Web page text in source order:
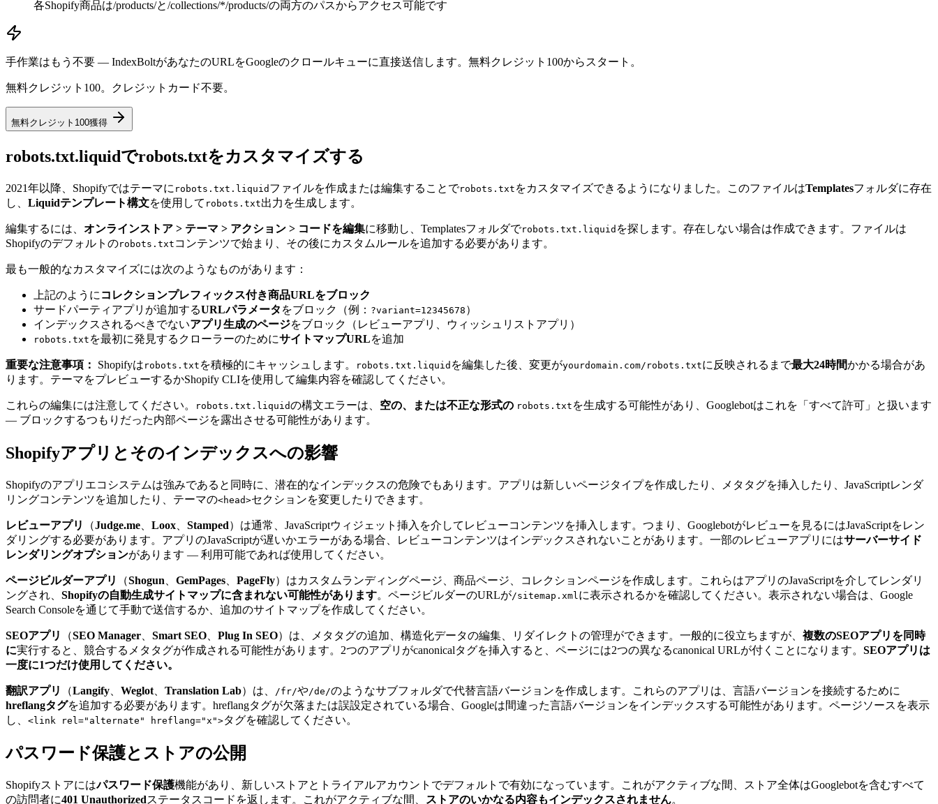
各Shopify商品は/products/と/collections/*/products/の両方のパスからアクセス可能です
手作業はもう不要 — IndexBoltがあなたのURLをGoogleのクロールキューに直接送信します。無料クレジット100からスタート。
無料クレジット100。クレジットカード不要。
無料クレジット100獲得
robots.txt.liquidでrobots.txtをカスタマイズする
2021年以降、Shopifyではテーマに robots.txt.liquid ファイルを作成または編集することでrobots.txt をカスタマイズできるようになりました。このファイルはTemplatesフォルダに存在
し、 Liquidテンプレート構文を使用して robots.txt出力を生成します。
編集するには、 オンラインストア > テーマ > アクション > コードを編集に移動し、Templatesフォルダでrobots.txt.liquid を探します。存在しない場合は作成できます。ファイルは
Shopifyのデフォルトのrobots.txt コンテンツで始まり、その後にカスタムルールを追加する必要があります。
最も一般的なカスタマイズには次のようなものがあります：
上記のように コレクションプレフィックス付き商品URLをブロック
サードパーティアプリが追加するURLパラメータ をブロック（例： ?variant=12345678 ）
インデックスされるべきでないアプリ生成のページをブロック（レビューアプリ、ウィッシュリストアプリ）
robots.txt を最初に発見するクローラーのためにサイトマップURLを追加
重要な注意事項： Shopifyは robots.txt を積極的にキャッシュします。 robots.txt.liquid を編集した後、変更がyourdomain.com/robots.txtに反映されるまで最大24時間かかる場合があ
ります。テーマをプレビューするかShopify CLIを使用して編集内容を確認してください。
これらの編集には注意してください。 robots.txt.liquidの構文エラーは、 空の、または不正な形式の robots.txt を生成する可能性があり、Googlebotはこれを「すべて許可」と扱います
— ブロックするつもりだった内部ページを露出させる可能性があります。
Shopifyアプリとそのインデックスへの影響
Shopifyのアプリエコシステムは強みであると同時に、潜在的なインデックスの危険でもあります。アプリは新しいページタイプを作成したり、メタタグを挿入したり、JavaScriptレンダ
リングコンテンツを追加したり、テーマの<head>セクションを変更したりできます。
レビューアプリ （Judge.me Loox Stamped）は通常、JavaScriptウィジェット挿入を介してレビューコンテンツを挿入します。つまり、Googlebotがレビューを見るにはJavaScriptをレン
ダリングする必要があります。アプリのJavaScriptが遅いかエラーがある場合、レビューコンテンツはインデックスされないことがあります。一部のレビューアプリにはサーバーサイド
レンダリングオプションがあります — 利用可能であれば使用してください。
ページビルダーアプリ （Shogun GemPages PageFly）はカスタムランディングページ、商品ページ、コレクションページを作成します。これらはアプリのJavaScriptを介してレンダリ
ングされ、 Shopifyの自動生成サイトマップに含まれない可能性があります。ページビルダーのURLが/sitemap.xmlに表示されるかを確認してください。表示されない場合は、Google
Search Consoleを通じて手動で送信するか、追加のサイトマップを作成してください。
SEOアプリ （SEO Manager Smart SEO Plug In SEO）は、メタタグの追加、構造化データの編集、リダイレクトの管理ができます。一般的に役立ちますが、 複数のSEOアプリを同時
に実行すると、競合するメタタグが作成される可能性があります。2つのアプリがcanonicalタグを挿入すると、ページには2つの異なるcanonical URLが付くことになります。 SEOアプリは
一度に1つだけ使用してください。
翻訳アプリ （Langify Weglot Translation Lab）は、 /fr/や/de/のようなサブフォルダで代替言語バージョンを作成します。これらのアプリは、言語バージョンを接続するために
hreflangタグを追加する必要があります。hreflangタグが欠落または誤設定されている場合、Googleは間違った言語バージョンをインデックスする可能性があります。ページソースを表示
し、 <link rel="alternate" hreflang="x">タグを確認してください。
パスワード保護とストアの公開
Shopifyストアにはパスワード保護機能があり、新しいストアとトライアルアカウントでデフォルトで有効になっています。これがアクティブな間、ストア全体はGooglebotを含むすべて
の訪問者に401 Unauthorizedステータスコードを返します。これがアクティブな間、 ストアのいかなる内容もインデックスされません。